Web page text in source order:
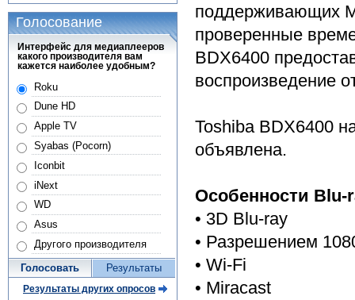
поддерживающих
проверенные
BDX6400
воспроизведение
Toshiba BDX6400
объявлена.
Особенности Blu-
• 3D Blu-ray
• Разрешением
• Wi-Fi
• Miracast
Голосование
Интерфейс для медиаплееров
какого производителя вам
кажется наиболее удобным?
Roku
Dune HD
Apple TV
Syabas (Pocorn)
Iconbit
iNext
WD
Asus
Другого производителя
Голосовать Результаты
Результаты других опросов